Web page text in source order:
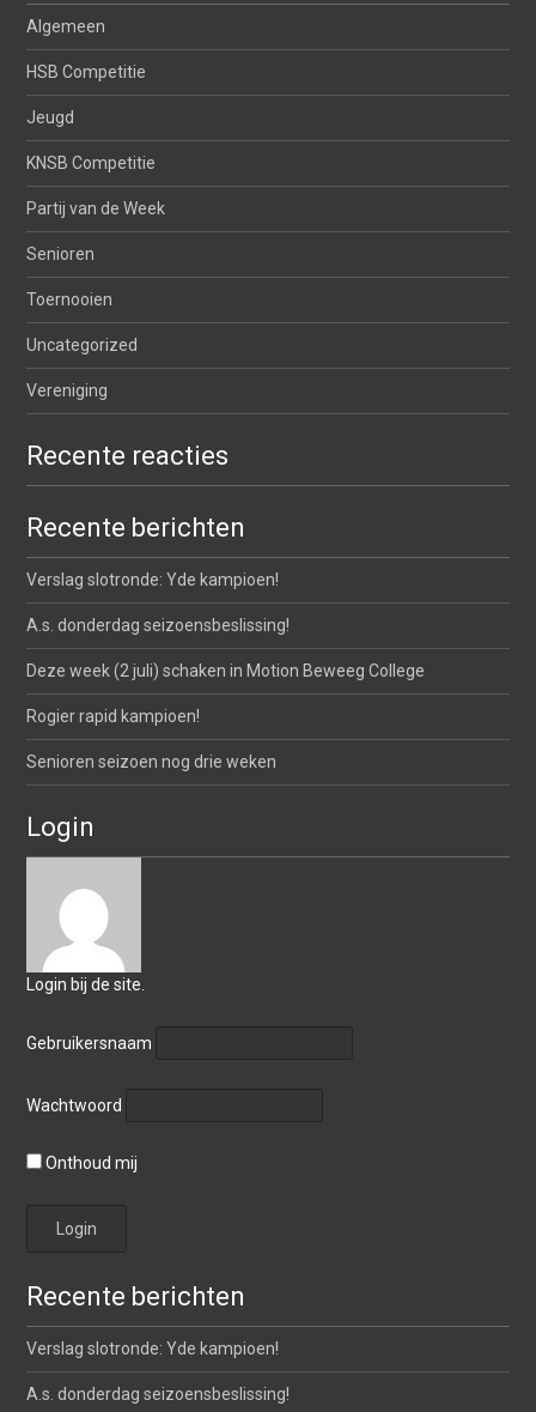
Algemeen
HSB Competitie
Jeugd
KNSB Competitie
Partij van de Week
Senioren
Toernooien
Uncategorized
Vereniging
Recente reacties
Recente berichten
Verslag slotronde: Yde kampioen!
A.s. donderdag seizoensbeslissing!
Deze week (2 juli) schaken in Motion Beweeg College
Rogier rapid kampioen!
Senioren seizoen nog drie weken
Login
Login bij de site.
Gebruikersnaam
Wachtwoord
Onthoud mij
Recente berichten
Verslag slotronde: Yde kampioen!
A.s. donderdag seizoensbeslissing!